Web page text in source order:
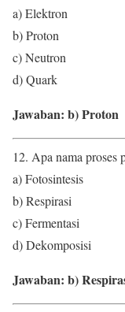
a) Elektron
b) Proton
c) Neutron
d) Quark
Jawaban: b) Proton
12. Apa nama proses
a) Fotosintesis
b) Respirasi
c) Fermentasi
d) Dekomposisi
Jawaban: b)